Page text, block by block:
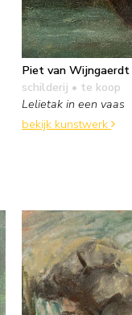
Piet van Wijngaerdt
schilderij • te koop
Lelietak in een vaas
bekijk kunstwerk